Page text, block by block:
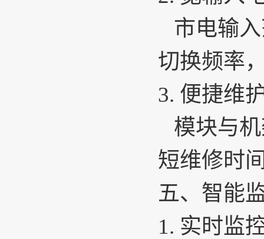
市电输
切换频率
3. 便捷维
模块与
短维修时
五、智能
1. 实时监